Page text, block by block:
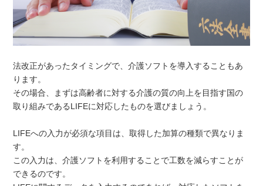
法改正があったタイミングで、介護ソフトを導入することもあ
ります。
その場合、まずは高齢者に対する介護の質の向上を目指す国の
取り組みであるLIFEに対応したものを選びましょう。
LIFEへの入力が必須な項目は、取得した加算の種類で異なりま
す。
この入力は、介護ソフトを利用することで工数を減らすことが
できるのです。